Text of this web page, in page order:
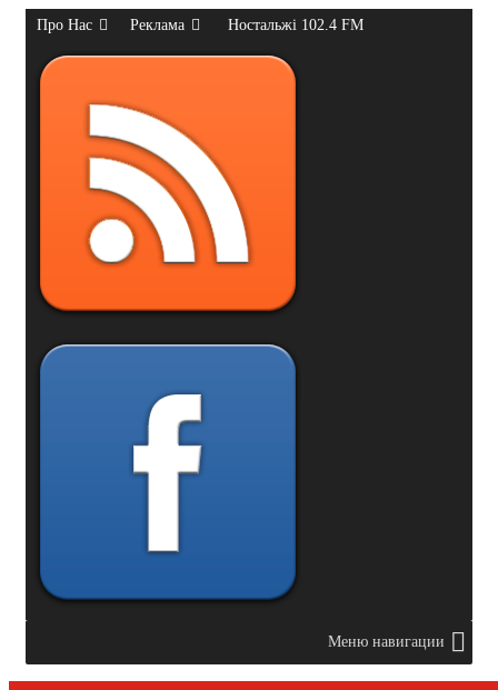
Про Нас Реклама Ностальжі 102.4 FM
Меню навигации